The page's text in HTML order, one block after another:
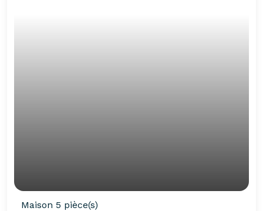
Maison 5 pièce(s)